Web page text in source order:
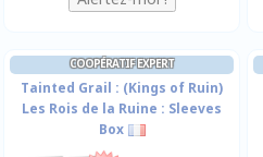
COOPÉRATIF EXPERT
Tainted Grail : (Kings of Ruin)
Les Rois de la Ruine : Sleeves
Box